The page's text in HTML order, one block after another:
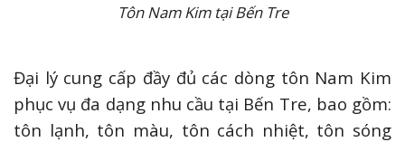
Tôn Nam Kim tại Bến Tre
Đại lý cung cấp đầy đủ các dòng tôn Nam Kim
phục vụ đa dạng nhu cầu tại Bến Tre, bao gồm:
tôn lạnh, tôn màu, tôn cách nhiệt, tôn sóng